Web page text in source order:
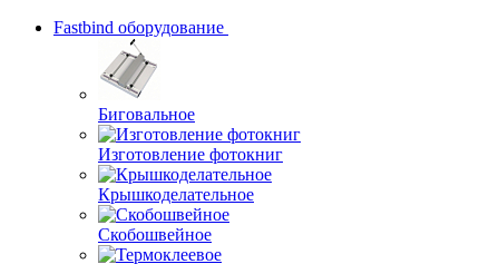
Fastbind оборудование
Биговальное
Изготовление фотокниг
Крышкоделательное
Скобошвейное